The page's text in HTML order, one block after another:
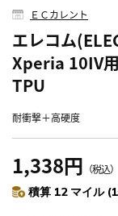
ＥＣカレント
エレコム
Xperia 10IV
TPU
耐衝撃＋高硬度
1,338円 （税込）
積算 12 マイル